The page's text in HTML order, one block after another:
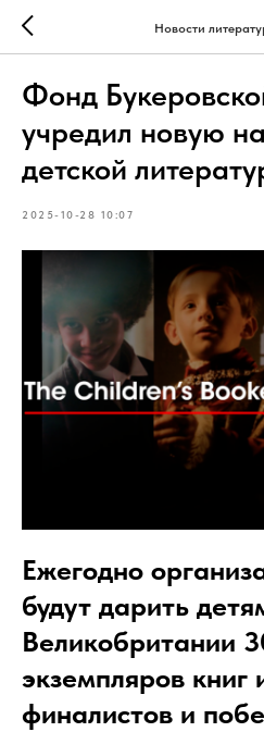
Новости
Фонд
учредил новую
детской
2025-10-28 10:07
Ежегодно
будут дарить
Великобритании
экземпляров книг
финалистов и